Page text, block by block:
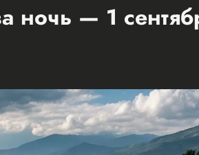
ночь — 1